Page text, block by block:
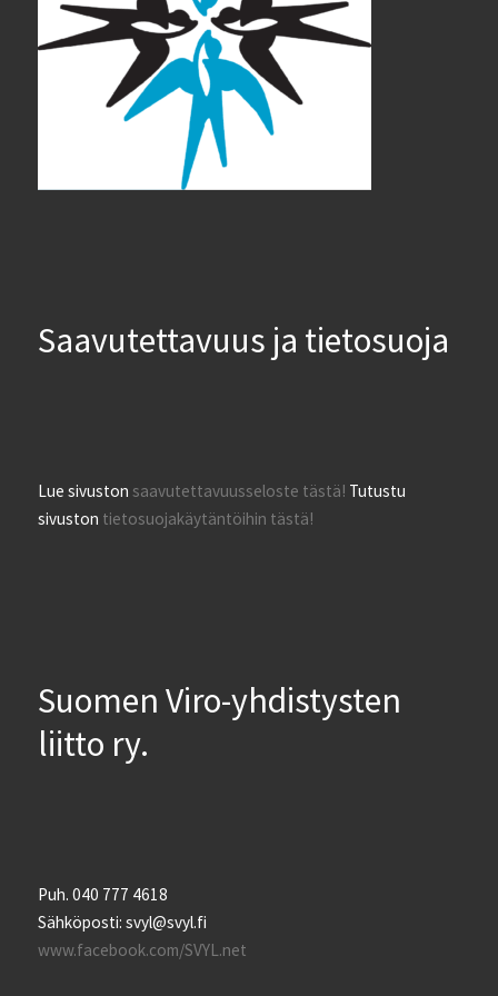
Saavutettavuus ja tietosuoja
Lue sivustonsaavutettavuusseloste tästä! Tutustu
sivuston tietosuojakäytäntöihin tästä!
Suomen Viro-yhdistysten
liitto ry.
Puh. 040 777 4618
Sähköposti: svyl@svyl.fi
www.facebook.com/SVYL.net